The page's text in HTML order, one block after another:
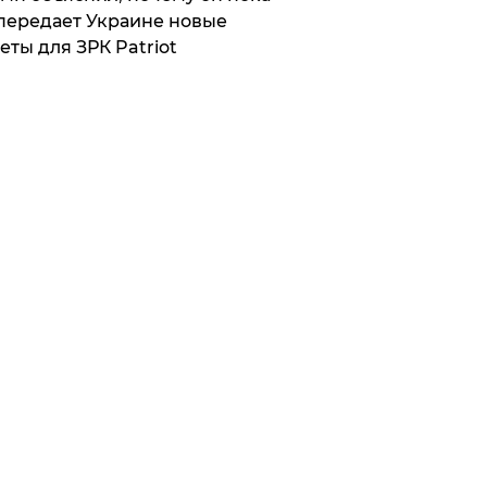
Украине новые
для ЗРК Patriot